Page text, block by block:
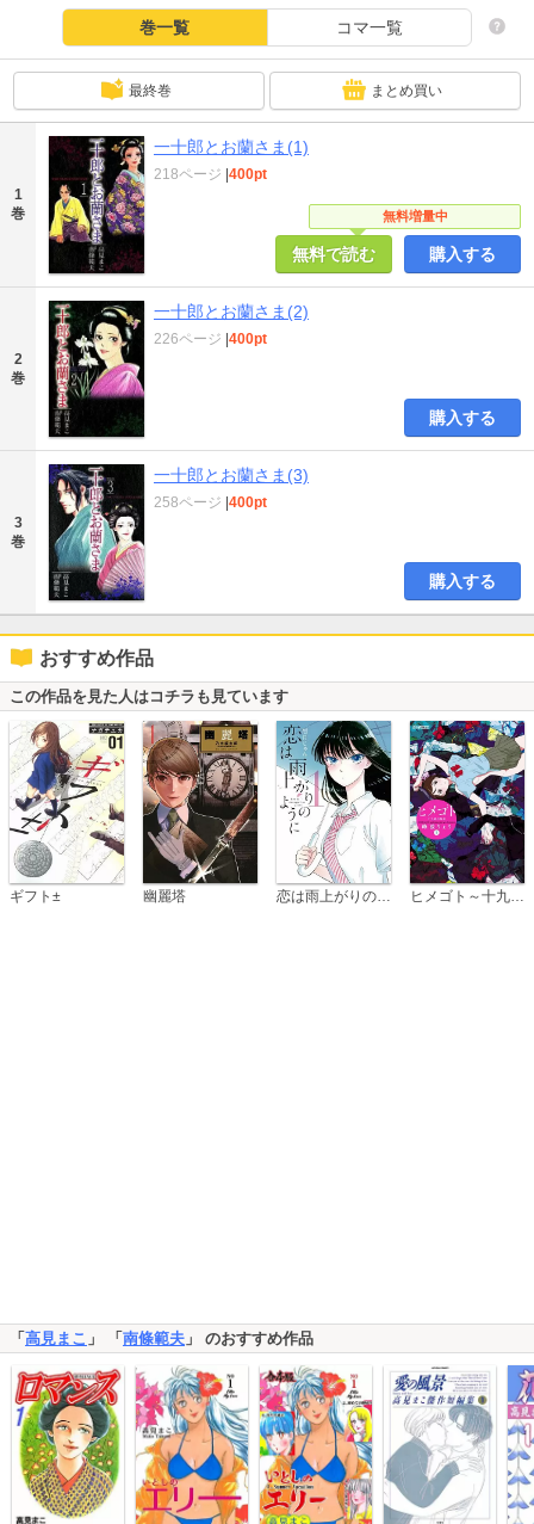
巻一覧 コマ一覧
最終巻 まとめ買い
1
巻
一十郎とお蘭さま(1)
無料増量中
218ページ 400pt
無料で読む 購入する
2
巻
一十郎とお蘭さま(2)
226ページ 400pt
購入する
3
巻
一十郎とお蘭さま(3)
258ページ 400pt
購入する
おすすめ作品
この作品を見た人はコチラも見ています
ギフト± 幽麗塔 恋は雨上がりのように ヒメゴト～十九歳の制服～
「 高見まこ 」 「 南條範夫 」 のおすすめ作品